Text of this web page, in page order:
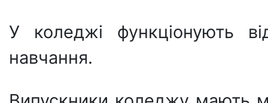
У коледжі функціонують
навчання.